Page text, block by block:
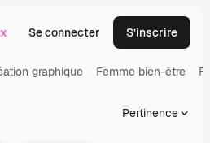
imageSe connecter S’inscrire
graphique Femme bien-être
Pertinence